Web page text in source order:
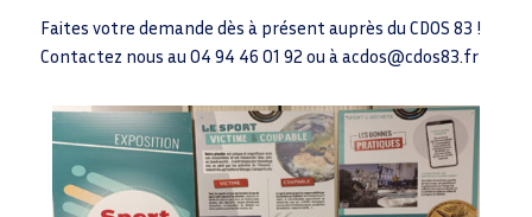
Faites votre demande dès à présent auprès du CDOS 83 !
Contactez nous au 04 94 46 01 92 ou à acdos@cdos83.fr